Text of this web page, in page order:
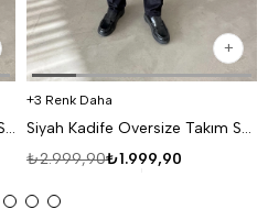
Kahve Kadife Oversize Takım SNZ K5020
3 Renk Daha
Siyah Kadife Oversize Takım SNZ K5020
₺1.999,90
₺2.999,90